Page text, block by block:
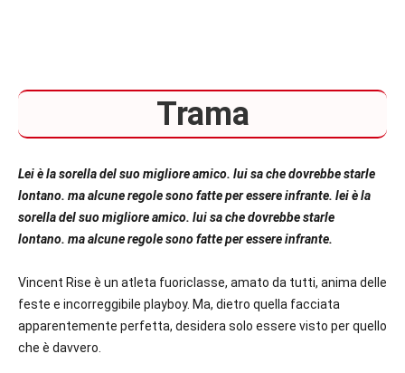
Trama
Lei è la sorella del suo migliore amico. lui sa che dovrebbe starle
lontano. ma alcune regole sono fatte per essere infrante. lei è la
sorella del suo migliore amico. lui sa che dovrebbe starle
lontano. ma alcune regole sono fatte per essere infrante.
Vincent Rise è un atleta fuoriclasse, amato da tutti, anima delle
feste e incorreggibile playboy. Ma, dietro quella facciata
apparentemente perfetta, desidera solo essere visto per quello
che è davvero.